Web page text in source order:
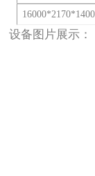
16000*2170*1400
设备图片展示：